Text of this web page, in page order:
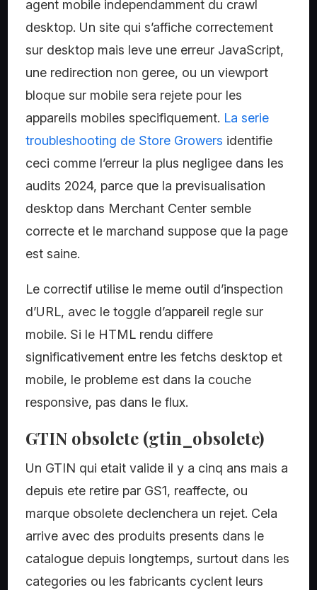
agent mobile independamment du crawl
desktop. Un site qui s’affiche correctement
sur desktop mais leve une erreur JavaScript,
une redirection non geree, ou un viewport
bloque sur mobile sera rejete pour les
appareils mobiles specifiquement. La serie
troubleshooting de Store Growers identifie
ceci comme l’erreur la plus negligee dans les
audits 2024, parce que la previsualisation
desktop dans Merchant Center semble
correcte et le marchand suppose que la page
est saine.
Le correctif utilise le meme outil d’inspection
d’URL, avec le toggle d’appareil regle sur
mobile. Si le HTML rendu differe
significativement entre les fetchs desktop et
mobile, le probleme est dans la couche
responsive, pas dans le flux.
GTIN obsolete (gtin_obsolete)
Un GTIN qui etait valide il y a cinq ans mais a
depuis ete retire par GS1, reaffecte, ou
marque obsolete declenchera un rejet. Cela
arrive avec des produits presents dans le
catalogue depuis longtemps, surtout dans les
categories ou les fabricants cyclent leurs